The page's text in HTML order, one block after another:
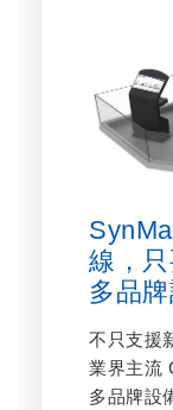
線，
多品牌
不只支援
業界主流
多品牌設